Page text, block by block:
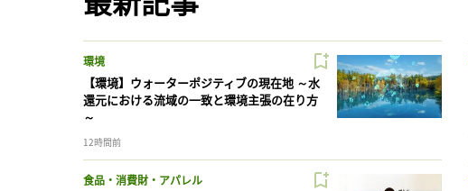
環境
【環境】ウォーターポジティブの現在地 ～水
還元における流域の一致と環境主張の在り方
～
12時間前
食品・消費財・アパレル